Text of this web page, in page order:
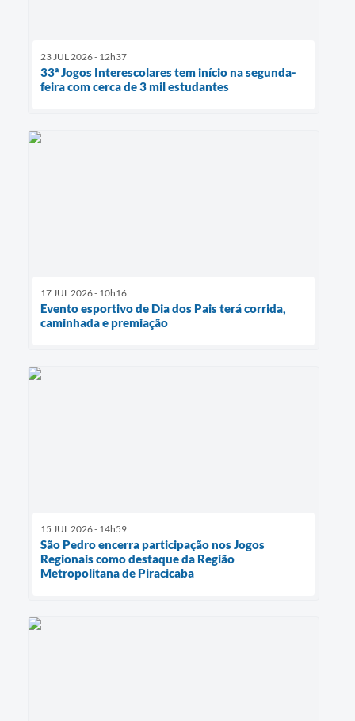
23 JUL 2026 - 12h37
33ª Jogos Interescolares tem início na segunda-
feira com cerca de 3 mil estudantes
17 JUL 2026 - 10h16
Evento esportivo de Dia dos Pais terá corrida,
caminhada e premiação
15 JUL 2026 - 14h59
São Pedro encerra participação nos Jogos
Regionais como destaque da Região
Metropolitana de Piracicaba